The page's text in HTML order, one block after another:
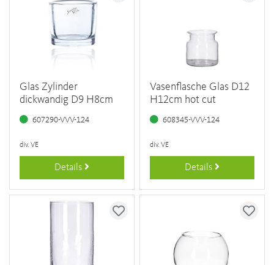
Glas Zylinder
dickwandig D9 H8cm
607290-VVV-124
div. VE
Details
Vasenflasche Glas D12
H12cm hot cut
608345-VVV-124
div. VE
Details